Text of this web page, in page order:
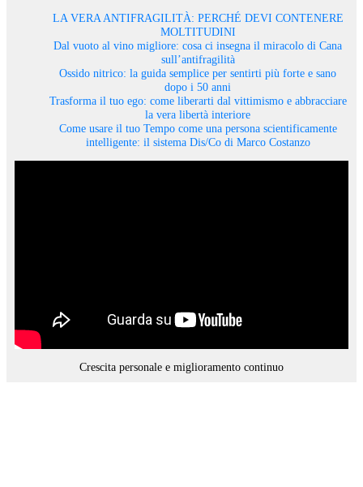
LA VERA ANTIFRAGILITÀ: PERCHÉ DEVI CONTENERE
MOLTITUDINI
Dal vuoto al vino migliore: cosa ci insegna il miracolo di Cana
sull’antifragilità
Ossido nitrico: la guida semplice per sentirti più forte e sano
dopo i 50 anni
Trasforma il tuo ego: come liberarti dal vittimismo e abbracciare
la vera libertà interiore
Come usare il tuo Tempo come una persona scientificamente
intelligente: il sistema Dis/Co di Marco Costanzo
Crescita personale e miglioramento continuo